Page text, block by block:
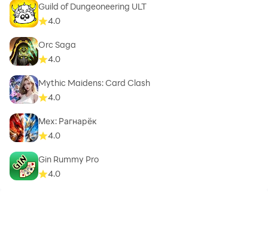
Guild of Dungeoneering ULT
4.0
Orc Saga
4.0
Mythic Maidens: Card Clash
4.0
Мех: Рагнарёк
4.0
Gin Rummy Pro
4.0